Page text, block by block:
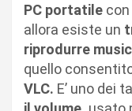
PC portatile con
allora esiste un
riprodurre
quello
VLC. E’ uno dei